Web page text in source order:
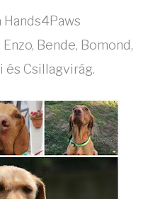
Bende, Bomond,
és Csillagvirág.